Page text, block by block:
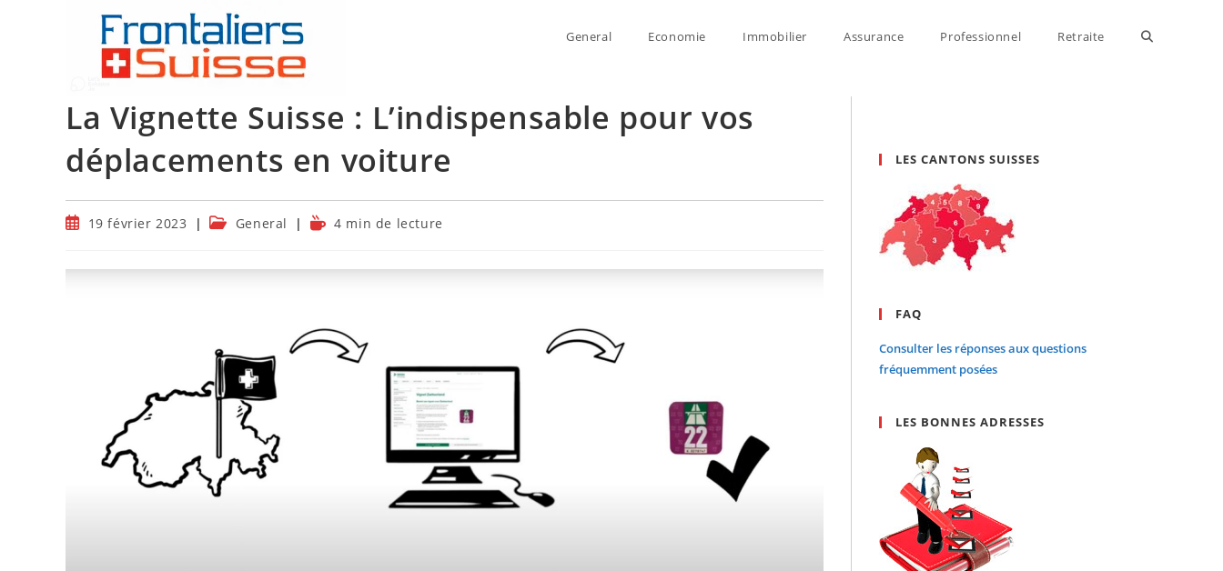
General Economie Immobilier Assurance Professionnel Retraite Toggle
La Vignette Suisse : L’indispensable pour vos
déplacements en voiture
Publication
19 février 2023
Post General
Temps4 min de lecture
LES CANTONS SUISSES
FAQ
Consulter les réponses aux questions
fréquemment posées
LES BONNES ADRESSES